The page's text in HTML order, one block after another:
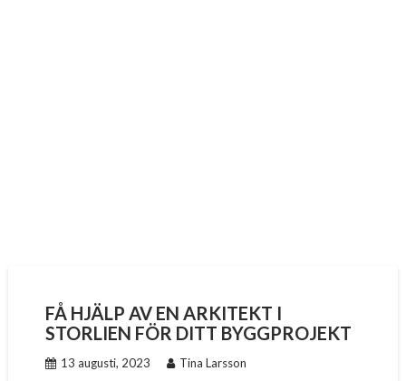
FÅ HJÄLP AV EN ARKITEKT I
STORLIEN FÖR DITT BYGGPROJEKT
13 augusti, 2023 Tina Larsson